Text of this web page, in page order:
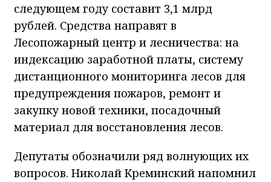
следующем году составит 3,1 млрд
рублей. Средства направят в
Лесопожарный центр и лесничества: на
индексацию заработной платы, систему
дистанционного мониторинга лесов для
предупреждения пожаров, ремонт и
закупку новой техники, посадочный
материал для восстановления лесов.
Депутаты обозначили ряд волнующих их
вопросов. Николай Креминский напомнил